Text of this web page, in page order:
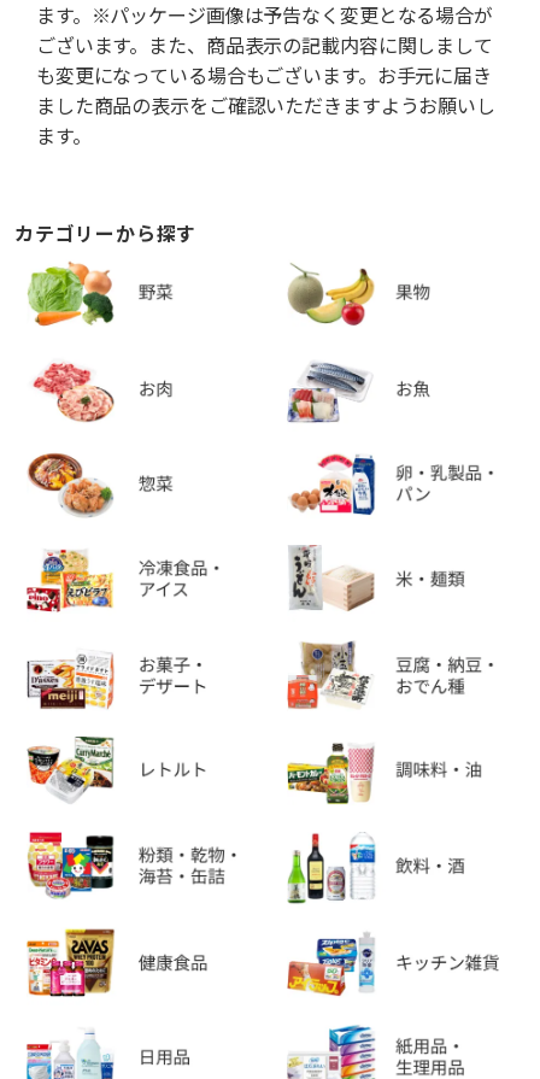
ます。※パッケージ画像は予告なく変更となる場合が
ございます。また、商品表示の記載内容に関しまして
も変更になっている場合もございます。お手元に届き
ました商品の表示をご確認いただきますようお願いし
ます。
カテゴリーから探す